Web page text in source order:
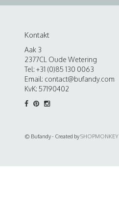
Kontakt
Aak 3
2377CL Oude Wetering
Tel: +31 (0)85 130 0063
Email: contact@bufandy.com
KvK: 57190402
© Bufandy - Created bySHOPMONKEY